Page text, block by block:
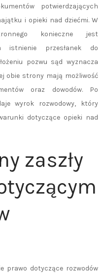
potwierdzających
i opieki nad dziećmi. W
konieczne jest
istnienie przesłanek do
pozwu sąd wyznacza
obie strony mają możliwość
oraz dowodów. Po
wyrok rozwodowy, który
dotyczące opieki nad
zaszły
prawo dotyczące rozwodów